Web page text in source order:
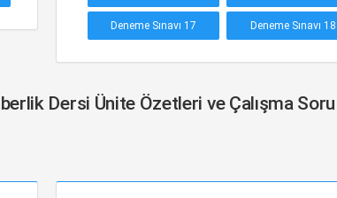
Deneme Sınavı 17 Deneme Sınavı 18
Dersi Ünite Özetleri ve Çalışma Soru